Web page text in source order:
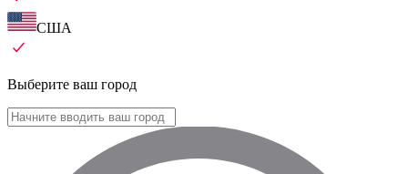
США
Выберите ваш город